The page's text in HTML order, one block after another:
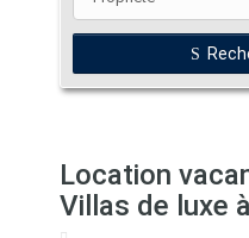
Location
Villas de luxe